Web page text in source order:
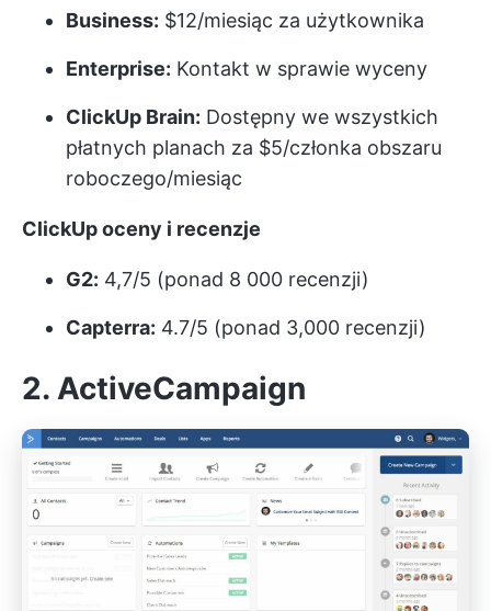
Business: $12/miesiąc za użytkownika
Enterprise: Kontakt w sprawie wyceny
ClickUp Brain: Dostępny we wszystkich
płatnych planach za $5/członka obszaru
roboczego/miesiąc
ClickUp oceny i recenzje
G2: 4,7/5 (ponad 8 000 recenzji)
Capterra: 4.7/5 (ponad 3,000 recenzji)
2. ActiveCampaign